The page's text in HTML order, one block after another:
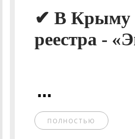
✔ В Крыму
реестра -
...
ПОЛНОСТЬЮ